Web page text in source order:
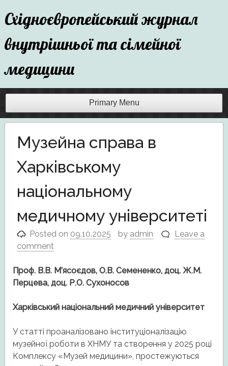
Skip
to
content
Східноєвропейський журнал
внутрішньої та сімейної
медицини
Primary Menu
Музейна справа в
Харківському
національному
медичному університеті
Posted on 09.10.2025 by admin
Leave a
comment
Проф. В.В. М’ясоєдов, О.В. Семененко, доц. Ж.М.
Перцева, доц. Р.О. Сухоносов
Харківський національний медичний університет
У статті проаналізовано інституціоналізацію
музейної роботи в ХНМУ та створення у 2025 році
Комплексу «Музей медицини», простежуються